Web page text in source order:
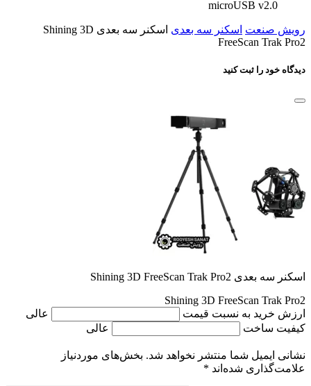
microUSB v2.0
رویش صنعت اسکنر سه بعدی
اسکنر سه بعدی Shining 3D
FreeScan Trak Pro2
دیدگاه خود را ثبت کنید
اسکنر سه بعدی Shining 3D FreeScan Trak Pro2
Shining 3D FreeScan Trak Pro2
ارزش خرید به نسبت قیمت
عالی
کیفیت ساخت
عالی
نشانی ایمیل شما منتشر نخواهد شد. بخش‌های موردنیاز
علامت‌گذاری شده‌اند *